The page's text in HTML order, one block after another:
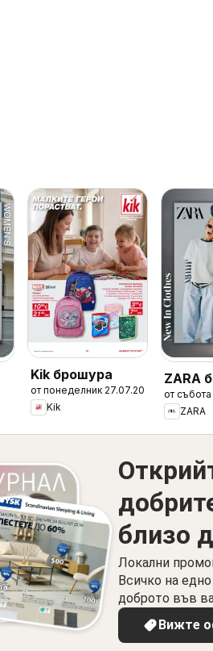
Kik брошура
от понеделник 27.07.2026
Kik
ZARA
Boys
от
ZARA
близо
Локални
Всичко на
доброто във
Вижте